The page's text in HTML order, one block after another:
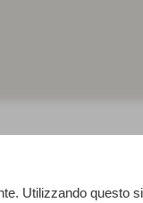
Utilizzando questo